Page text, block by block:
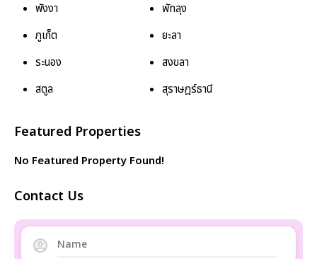
พังงา
พัทลุง
ภูเก็ต
ยะลา
ระนอง
สงขลา
สตูล
สุราษฎร์ธานี
Featured Properties
No Featured Property Found!
Contact Us